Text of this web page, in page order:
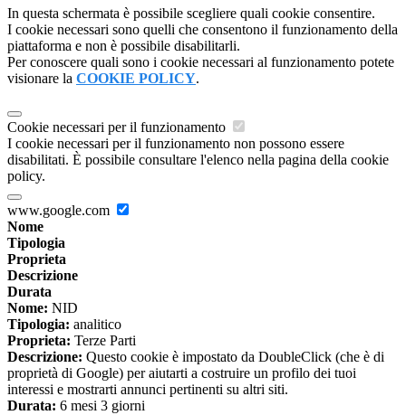
In questa schermata è possibile scegliere quali cookie consentire.
I cookie necessari sono quelli che consentono il funzionamento della
piattaforma e non è possibile disabilitarli.
Per conoscere quali sono i cookie necessari al funzionamento potete
visionare la COOKIE POLICY.
Cookie necessari per il funzionamento
I cookie necessari per il funzionamento non possono essere
disabilitati. È possibile consultare l'elenco nella pagina della cookie
policy.
www.google.com
Nome
Tipologia
Proprieta
Descrizione
Durata
Nome: NID
Tipologia: analitico
Proprieta: Terze Parti
Descrizione: Questo cookie è impostato da DoubleClick (che è di
proprietà di Google) per aiutarti a costruire un profilo dei tuoi
interessi e mostrarti annunci pertinenti su altri siti.
Durata: 6 mesi 3 giorni